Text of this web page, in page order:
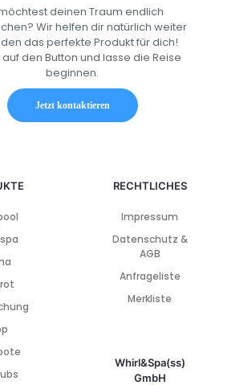
deinen Traum endlich
Wir helfen dir natürlich weiter
das perfekte Produkt für dich!
den Button und lasse die Reise
beginnen.
Jetzt kontaktieren
RECHTLICHES
Impressum
Datenschutz &
AGB
Anfrageliste
Merkliste
Whirl&Spa(ss)
GmbH